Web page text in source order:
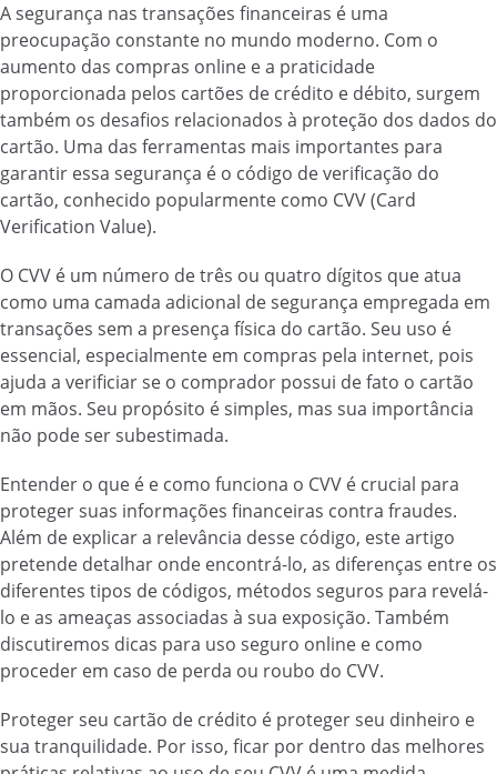
A segurança nas transações financeiras é uma
preocupação constante no mundo moderno. Com o
aumento das compras online e a praticidade
proporcionada pelos cartões de crédito e débito, surgem
também os desafios relacionados à proteção dos dados do
cartão. Uma das ferramentas mais importantes para
garantir essa segurança é o código de verificação do
cartão, conhecido popularmente como CVV (Card
Verification Value).
O CVV é um número de três ou quatro dígitos que atua
como uma camada adicional de segurança empregada em
transações sem a presença física do cartão. Seu uso é
essencial, especialmente em compras pela internet, pois
ajuda a verificiar se o comprador possui de fato o cartão
em mãos. Seu propósito é simples, mas sua importância
não pode ser subestimada.
Entender o que é e como funciona o CVV é crucial para
proteger suas informações financeiras contra fraudes.
Além de explicar a relevância desse código, este artigo
pretende detalhar onde encontrá-lo, as diferenças entre os
diferentes tipos de códigos, métodos seguros para revelá-
lo e as ameaças associadas à sua exposição. Também
discutiremos dicas para uso seguro online e como
proceder em caso de perda ou roubo do CVV.
Proteger seu cartão de crédito é proteger seu dinheiro e
sua tranquilidade. Por isso, ficar por dentro das melhores